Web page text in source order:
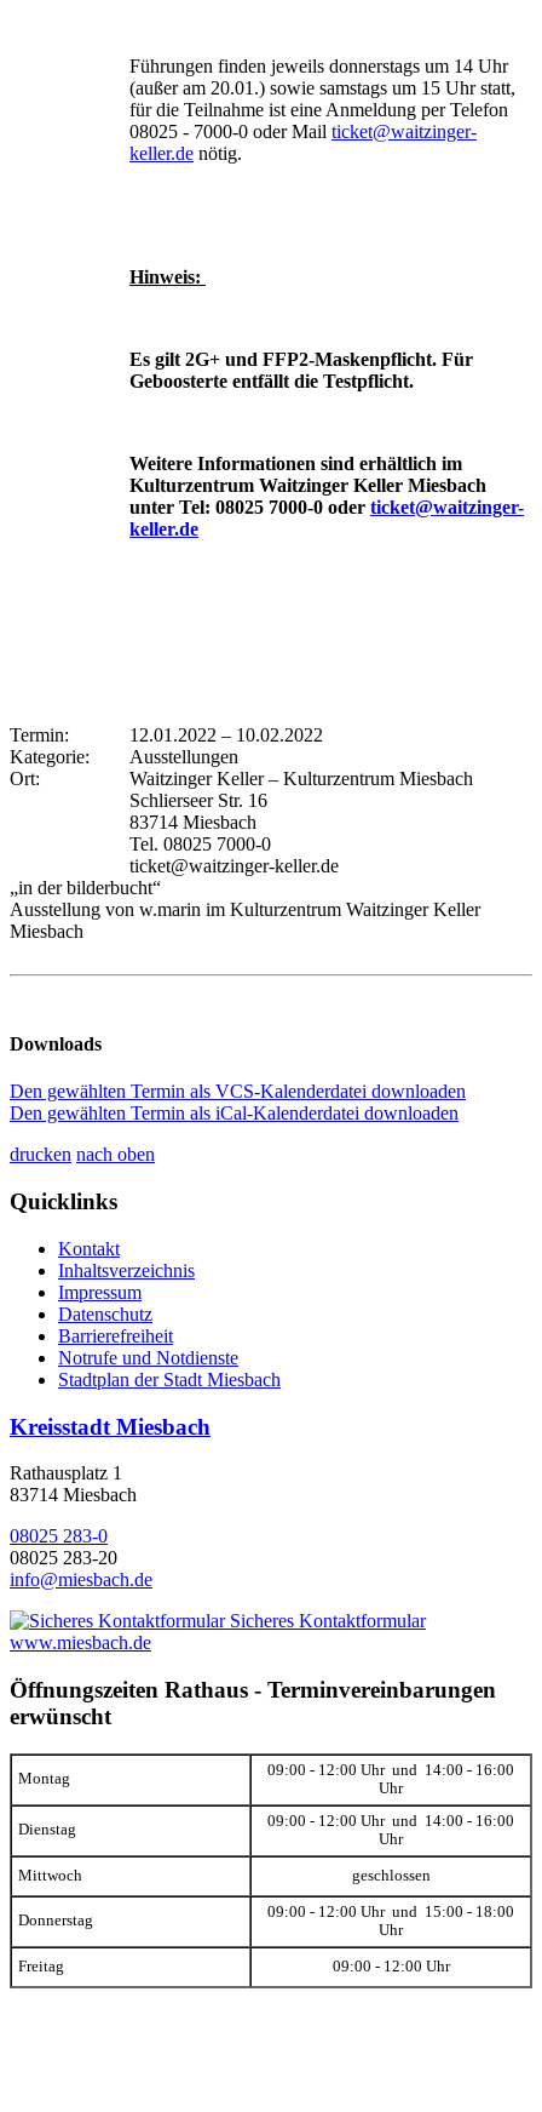
Führungen finden jeweils donnerstags um 14 Uhr
(außer am 20.01.) sowie samstags um 15 Uhr statt,
für die Teilnahme ist eine Anmeldung per Telefon
08025 - 7000-0 oder Mail ticket@waitzinger-
keller.de nötig.
Hinweis:
Es gilt 2G+ und FFP2-Maskenpflicht. Für
Geboosterte entfällt die Testpflicht.
Weitere Informationen sind erhältlich im
Kulturzentrum Waitzinger Keller Miesbach
unter Tel: 08025 7000-0 oder ticket@waitzinger-
keller.de
Termin: 12.01.2022 – 10.02.2022
Kategorie:
Ausstellungen
Ort:
Waitzinger Keller – Kulturzentrum Miesbach
Schlierseer Str. 16
83714 Miesbach
Tel. 08025 7000-0
ticket@waitzinger-keller.de
„in der bilderbucht“
Ausstellung von w.marin im Kulturzentrum Waitzinger Keller
Miesbach
Downloads
Den gewählten Termin als VCS-Kalenderdatei downloaden
Den gewählten Termin als iCal-Kalenderdatei downloaden
drucken nach oben
Quicklinks
Kontakt
Inhaltsverzeichnis
Impressum
Datenschutz
Barrierefreiheit
Notrufe und Notdienste
Stadtplan der Stadt Miesbach
Kreisstadt Miesbach
Rathausplatz 1
83714 Miesbach
08025 283-0
08025 283-20
info@miesbach.de
Sicheres Kontaktformular
www.miesbach.de
Öffnungszeiten Rathaus - Terminvereinbarungen
erwünscht
Montag
09:00 - 12:00 Uhr und 14:00 - 16:00
Uhr
Dienstag
09:00 - 12:00 Uhr und 14:00 - 16:00
Uhr
Mittwoch geschlossen
Donnerstag
09:00 - 12:00 Uhr und 15:00 - 18:00
Uhr
Freitag 09:00 - 12:00 Uhr